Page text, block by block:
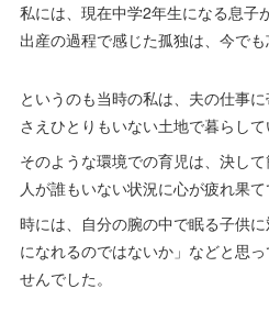
私には、現在中学2年生になる息子
出産の過程で感じた孤独は、今でも
というのも当時の私は、夫の仕事
さえひとりもいない土地で暮らして
そのような環境での育児は、決し
人が誰もいない状況に心が疲れ果て
時には、自分の腕の中で眠る子供
になれるのではないか」などと思
せんでした。